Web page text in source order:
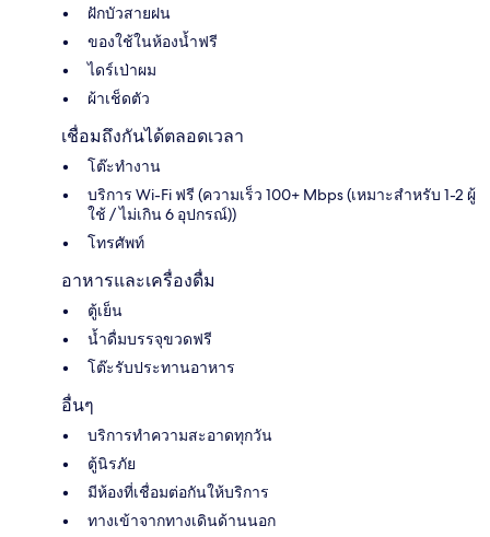
ฝักบัวสายฝน
ของใช้ในห้องน้ำฟรี
ไดร์เป่าผม
ผ้าเช็ดตัว
เชื่อมถึงกันได้ตลอดเวลา
โต๊ะทำงาน
บริการ Wi-Fi ฟรี (ความเร็ว 100+ Mbps (เหมาะสำหรับ 1-2 ผู้
ใช้ / ไม่เกิน 6 อุปกรณ์))
โทรศัพท์
อาหารและเครื่องดื่ม
ตู้เย็น
น้ำดื่มบรรจุขวดฟรี
โต๊ะรับประทานอาหาร
อื่นๆ
บริการทำความสะอาดทุกวัน
ตู้นิรภัย
มีห้องที่เชื่อมต่อกันให้บริการ
ทางเข้าจากทางเดินด้านนอก